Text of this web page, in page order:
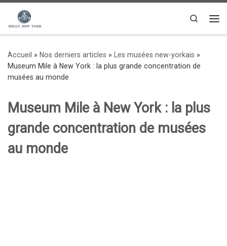
Passer au contenu
Search
Accueil » Nos derniers articles » Les musées new-yorkais »
Museum Mile à New York : la plus grande concentration de
musées au monde
Museum Mile à New York : la plus
grande concentration de musées
au monde